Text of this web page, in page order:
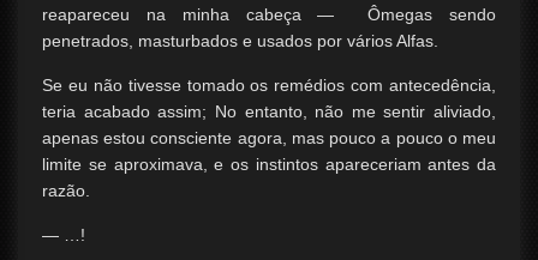
reapareceu na minha cabeça — Ômegas sendo
penetrados, masturbados e usados por vários Alfas.
Se eu não tivesse tomado os remédios com antecedência,
teria acabado assim; No entanto, não me sentir aliviado,
apenas estou consciente agora, mas pouco a pouco o meu
limite se aproximava, e os instintos apareceriam antes da
razão.
— …!